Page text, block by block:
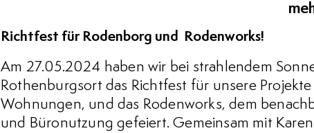
Richtfest für Rodenborg und Rodenworks!
Am 27.05.2024 haben wir bei strahlendem
Rothenburgsort das Richtfest für unsere
Wohnungen, und das Rodenworks, dem
und Büronutzung gefeiert. Gemeinsam mit